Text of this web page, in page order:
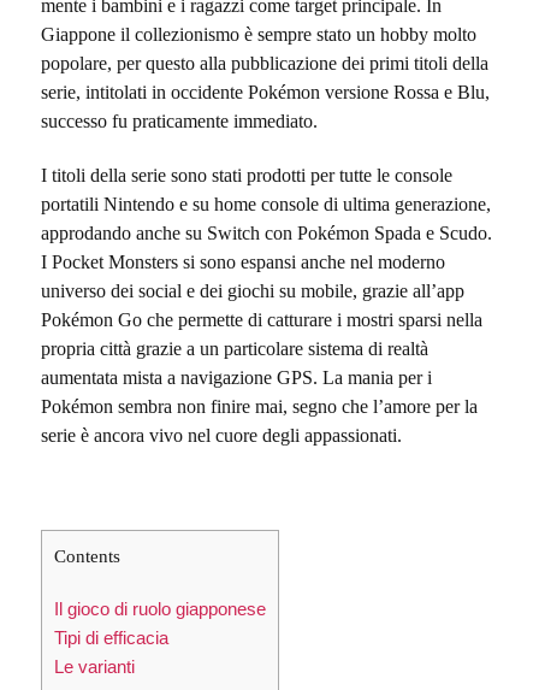
mente i bambini e i ragazzi come target principale. In
Giappone il collezionismo è sempre stato un hobby molto
popolare, per questo alla pubblicazione dei primi titoli della
serie, intitolati in occidente Pokémon versione Rossa e Blu,
successo fu praticamente immediato.
I titoli della serie sono stati prodotti per tutte le console
portatili Nintendo e su home console di ultima generazione,
approdando anche su Switch con Pokémon Spada e Scudo.
I Pocket Monsters si sono espansi anche nel moderno
universo dei social e dei giochi su mobile, grazie all’app
Pokémon Go che permette di catturare i mostri sparsi nella
propria città grazie a un particolare sistema di realtà
aumentata mista a navigazione GPS. La mania per i
Pokémon sembra non finire mai, segno che l’amore per la
serie è ancora vivo nel cuore degli appassionati.
Contents
Il gioco di ruolo giapponese
Tipi di efficacia
Le varianti